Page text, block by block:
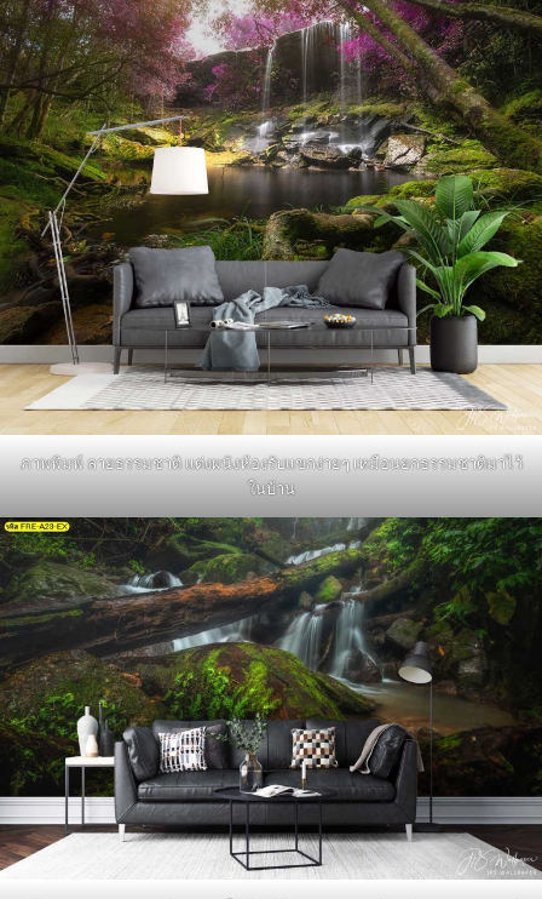
ภาพพิมพ์ ลายธรรมชาติ แต่งผนังห้องรับแขกง่ายๆ เหมือนยกธรรมชาติมาไว้
ในบ้าน